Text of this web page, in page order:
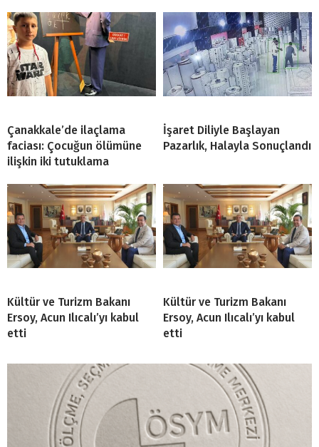
Çanakkale’de ilaçlama
faciası: Çocuğun ölümüne
ilişkin iki tutuklama
İşaret Diliyle Başlayan
Pazarlık, Halayla Sonuçlandı
Kültür ve Turizm Bakanı
Ersoy, Acun Ilıcalı’yı kabul
etti
Kültür ve Turizm Bakanı
Ersoy, Acun Ilıcalı’yı kabul
etti